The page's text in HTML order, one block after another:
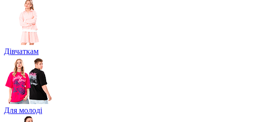
Дівчаткам
Для молоді